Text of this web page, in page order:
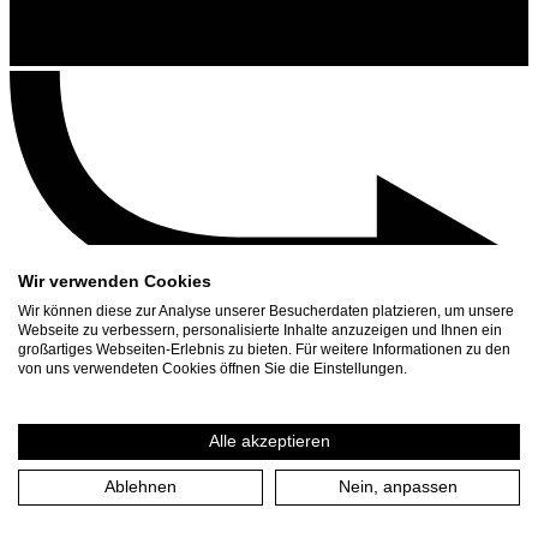
Contact
Press Download
Wir verwenden Cookies
Wir können diese zur Analyse unserer Besucherdaten platzieren, um unsere
Webseite zu verbessern, personalisierte Inhalte anzuzeigen und Ihnen ein
großartiges Webseiten-Erlebnis zu bieten. Für weitere Informationen zu den
von uns verwendeten Cookies öffnen Sie die Einstellungen.
Alle akzeptieren
Ablehnen Nein, anpassen